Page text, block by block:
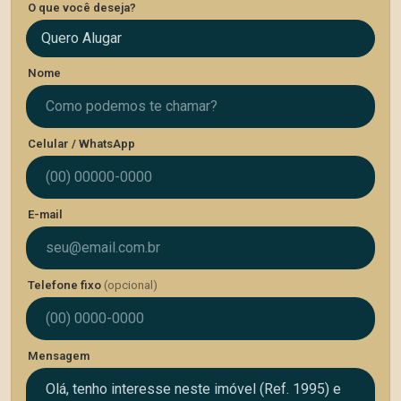
O que você deseja?
Quero Alugar
Nome
Celular / WhatsApp
E-mail
Telefone fixo (opcional)
Mensagem